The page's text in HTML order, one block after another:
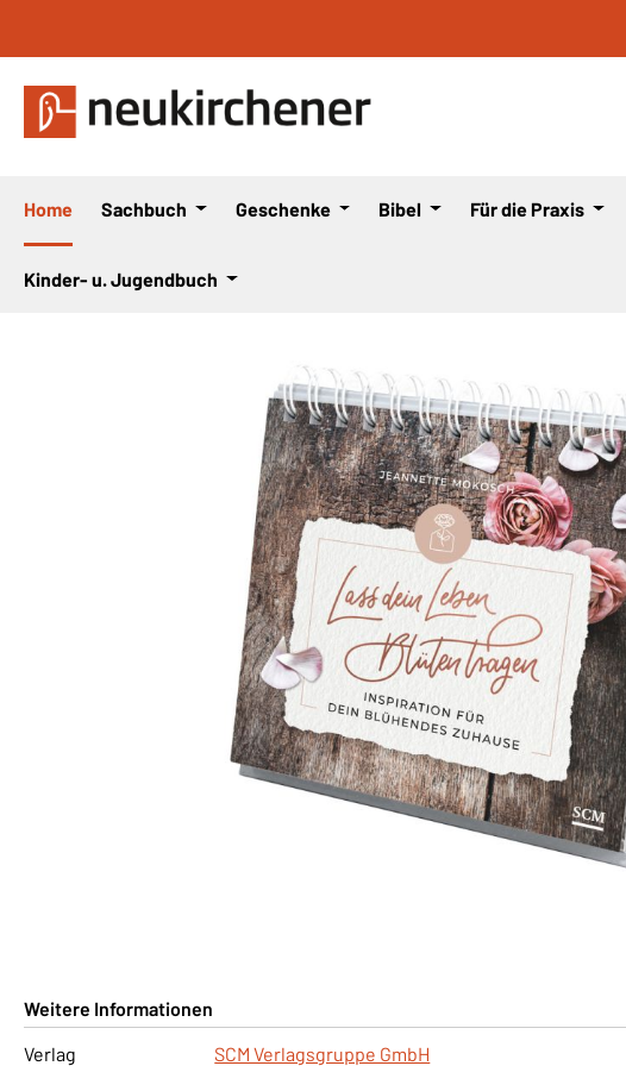
Home Sachbuch Geschenke Bibel Für die Praxis
Kinder- u. Jugendbuch
Weitere Informationen
Verlag
SCM Verlagsgruppe GmbH